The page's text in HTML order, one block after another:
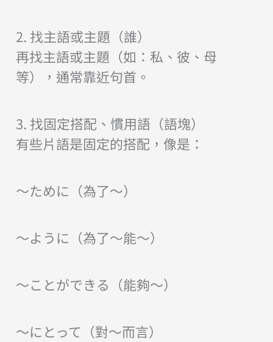
2. 找主語或主題（誰）
再找主語或主題（如：私、彼、母
等），通常靠近句首。
3. 找固定搭配、慣用語（語塊）
有些片語是固定的搭配，像是：
～ために（為了～）
～ように（為了～能～）
～ことができる（能夠～）
～にとって（對～而言）